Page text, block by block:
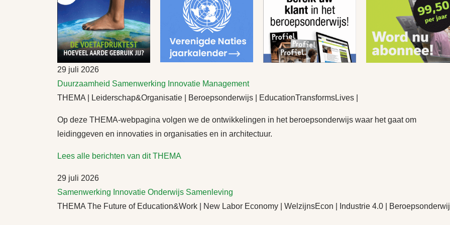
29 juli 2026
Duurzaamheid Samenwerking Innovatie Management
THEMA | Leiderschap&Organisatie | Beroepsonderwijs | EducationTransformsLives |
Op deze THEMA-webpagina volgen we de ontwikkelingen in het beroepsonderwijs waar het gaat om
leidinggeven en innovaties in organisaties en in architectuur.
Lees alle berichten van dit THEMA
29 juli 2026
Samenwerking Innovatie Onderwijs Samenleving
THEMA The Future of Education&Work | New Labor Economy | WelzijnsEcon | Industrie 4.0 |